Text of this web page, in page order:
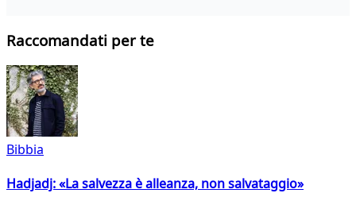
Raccomandati per te
Bibbia
Hadjadj: «La salvezza è alleanza, non salvataggio»